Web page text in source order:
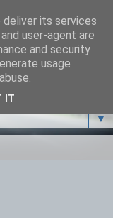
▼
its services
user-agent are
and security
usage
IT